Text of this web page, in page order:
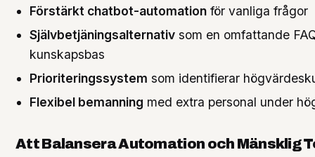
Förstärkt chatbot-automation för vanliga frågor
Självbetjäningsalternativ som en omfattande
kunskapsbas
Prioriteringssystem som identifierar
Flexibel bemanning med extra personal under
Att Balansera Automation och Mänsklig